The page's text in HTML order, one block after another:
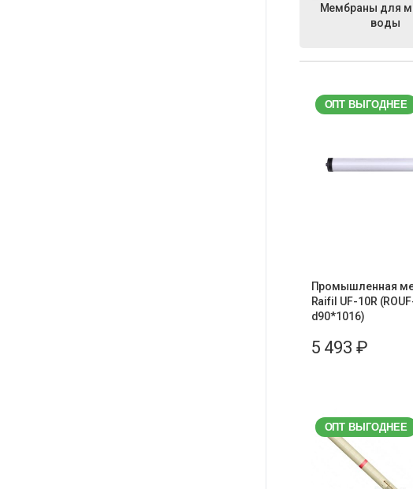
Мембраны для
воды
ОПТ ВЫГОДНЕЕ
Промышленная
Raifil UF-10R
d90*1016)
5 493₽
ОПТ ВЫГОДНЕЕ